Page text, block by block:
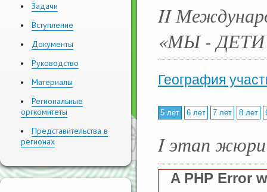
Задачи
Вступление
Документы
Руководство
Материалы
Региональные
оргкомитеты
Представительства в
регионах
II
«МЫ -
География
5 лет 6 лет 7 лет 8 лет
I этап жюри
A PHP Error